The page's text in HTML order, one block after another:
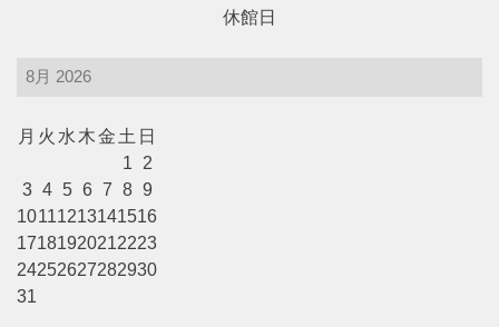
休館日
月 火 水 木金 土 日
1
2
3 4 5 6 7 8 9
10111213141516
17181920212223
24252627282930
31